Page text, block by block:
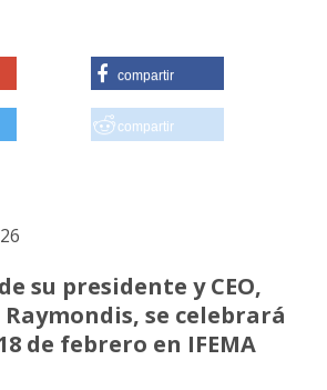
compartir
compartir
su presidente y CEO,
se celebrará
de febrero en IFEMA